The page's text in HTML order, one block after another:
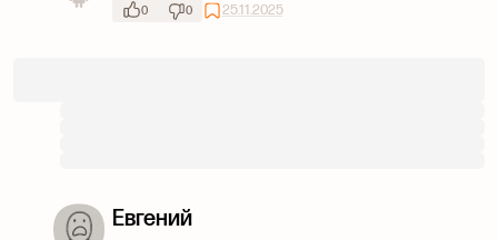
0 0 25.11.2025
Евгений